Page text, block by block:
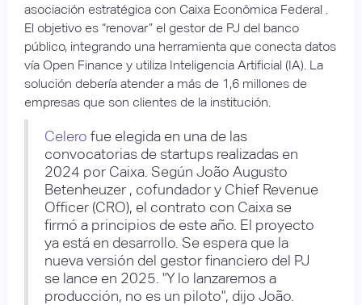
asociación estratégica con Caixa Econômica Federal .
El objetivo es “renovar” el gestor de PJ del banco
público, integrando una herramienta que conecta datos
vía Open Finance y utiliza Inteligencia Artificial (IA). La
solución debería atender a más de 1,6 millones de
empresas que son clientes de la institución.
Celero fue elegida en una de las
convocatorias de startups realizadas en
2024 por Caixa. Según João Augusto
Betenheuzer , cofundador y Chief Revenue
Officer (CRO), el contrato con Caixa se
firmó a principios de este año. El proyecto
ya está en desarrollo. Se espera que la
nueva versión del gestor financiero del PJ
se lance en 2025. "Y lo lanzaremos a
producción, no es un piloto", dijo João.